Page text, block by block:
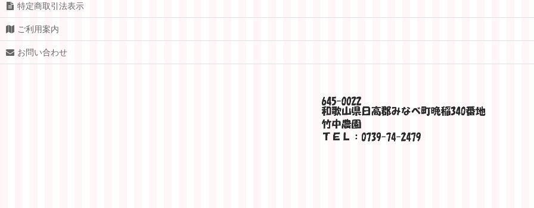
特定商取引法表示
ご利用案内
お問い合わせ